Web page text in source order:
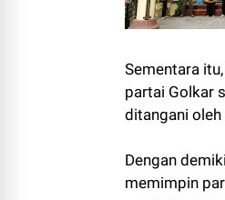
Sementara
partai Golkar
ditangani oleh
Dengan
memimpin